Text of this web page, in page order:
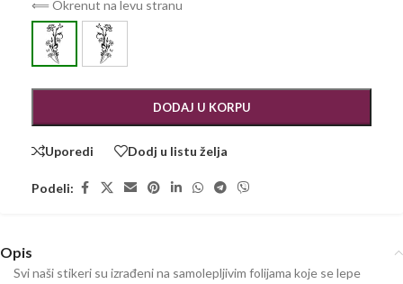
⟸ Okrenut na levu stranu
DODAJ U KORPU
Uporedi Dodj u listu želja
Podeli:
Opis
Svi naši stikeri su izrađeni na samolepljivim folijama koje se lepe